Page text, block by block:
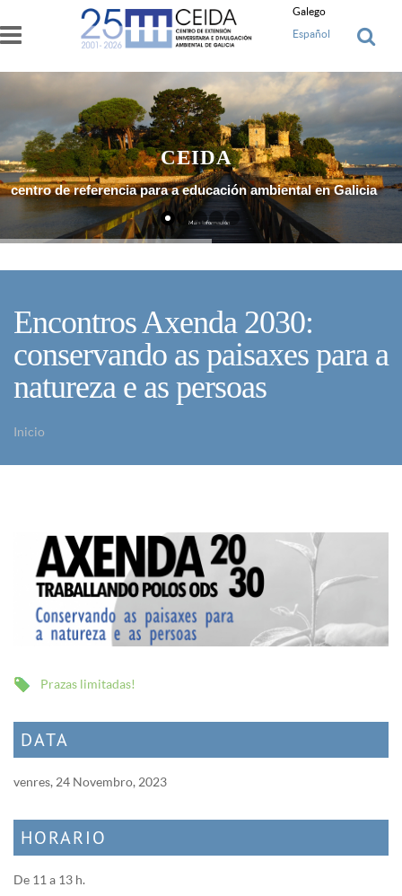
Ir o contido principal
Galego
Español
centro de referencia para a educación ambiental en Galicia
Máis Información
CEIDA
Encontros Axenda 2030:
conservando as paisaxes para a
natureza e as persoas
Inicio
Prazas limitadas!
DATA
venres, 24 Novembro, 2023
HORARIO
De 11 a 13 h.